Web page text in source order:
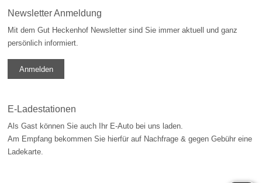
Newsletter Anmeldung
Mit dem Gut Heckenhof Newsletter sind Sie immer aktuell und ganz
persönlich informiert.
Anmelden
E-Ladestationen
Als Gast können Sie auch Ihr E-Auto bei uns laden.
Am Empfang bekommen Sie hierfür auf Nachfrage & gegen Gebühr eine
Ladekarte.